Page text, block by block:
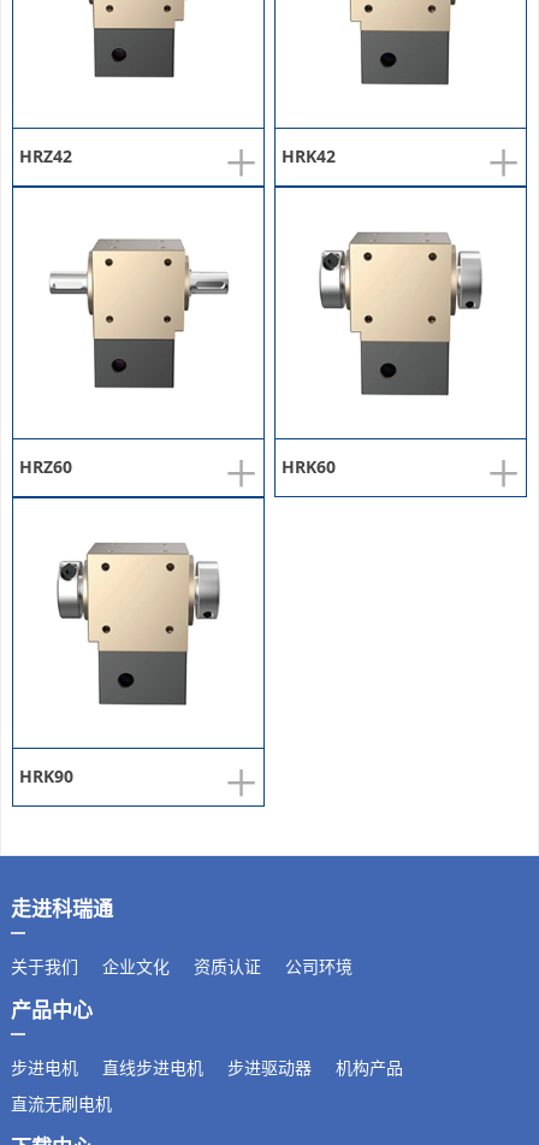
+
HRZ42 +
HRK42
+
HRZ60 +
HRK60
+
HRK90
走进科瑞通
关于我们 企业文化 资质认证 公司环境
产品中心
步进电机 直线步进电机 步进驱动器
机构产品
直流无刷电机